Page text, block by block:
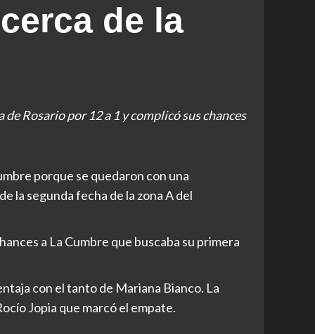
de la
Rosario por 12 a 1 y complicó sus chances
porque se quedaron con una
la segunda fecha de la zona A del
a La Cumbre que buscaba su primera
con el tanto de Mariana Bianco. La
Jopia que marcó el empate.